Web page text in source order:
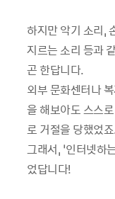
하지만 악기 소리,
지르는 소리 등과
곤 한답니다.
외부 문화센터나
을 해보아도 스스
로 거절을 당했었
그래서, ‘인터넷하
었답니다!